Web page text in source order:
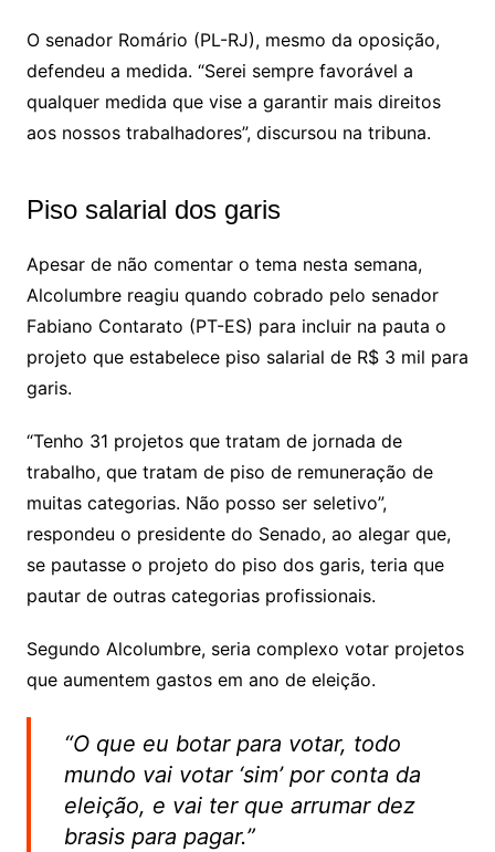
O senador Romário (PL-RJ), mesmo da oposição,
defendeu a medida. “Serei sempre favorável a
qualquer medida que vise a garantir mais direitos
aos nossos trabalhadores”, discursou na tribuna.
Piso salarial dos garis
Apesar de não comentar o tema nesta semana,
Alcolumbre reagiu quando cobrado pelo senador
Fabiano Contarato (PT-ES) para incluir na pauta o
projeto que estabelece piso salarial de R$ 3 mil para
garis.
“Tenho 31 projetos que tratam de jornada de
trabalho, que tratam de piso de remuneração de
muitas categorias. Não posso ser seletivo”,
respondeu o presidente do Senado, ao alegar que,
se pautasse o projeto do piso dos garis, teria que
pautar de outras categorias profissionais.
Segundo Alcolumbre, seria complexo votar projetos
que aumentem gastos em ano de eleição.
“O que eu botar para votar, todo
mundo vai votar ‘sim’ por conta da
eleição, e vai ter que arrumar dez
brasis para pagar.”